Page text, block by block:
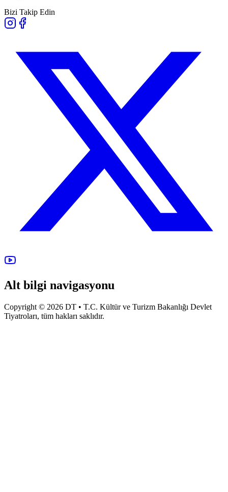
Bizi Takip Edin
Alt bilgi navigasyonu
Copyright © 2026 DT • T.C. Kültür ve Turizm Bakanlığı Devlet
Tiyatroları, tüm hakları saklıdır.